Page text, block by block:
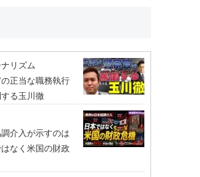
リズム
正当な職務執行
る玉川徹
介入が示すのは
なく米国の財政